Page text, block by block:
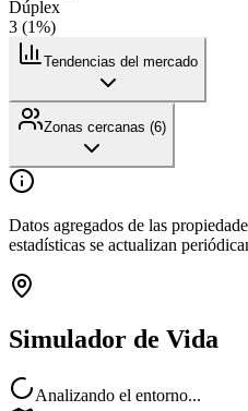
Dúplex
3 (1%)
Tendencias del mercado
Zonas cercanas (6)
Datos agregados de las
estadísticas se actualizan
Simulador de Vida
Analizando el entorno...